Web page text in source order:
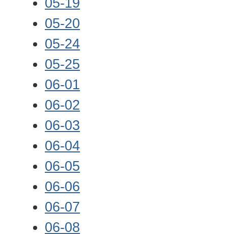
05-20
05-24
05-25
06-01
06-02
06-03
06-04
06-05
06-06
06-07
06-08